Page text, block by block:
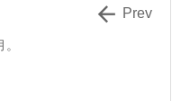
 Prev